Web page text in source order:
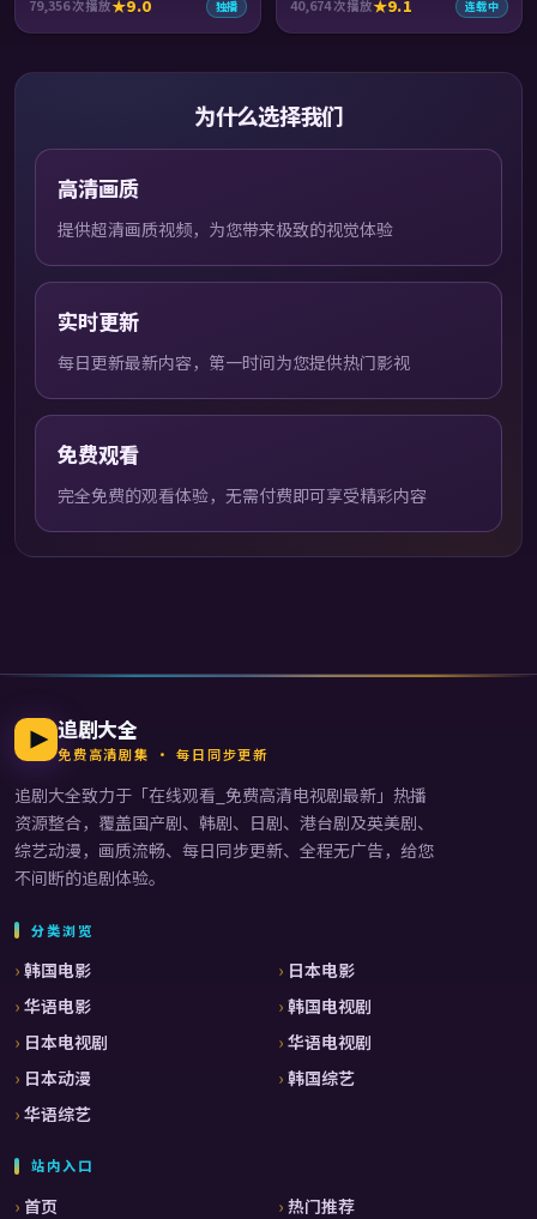
79,356次播放 9.0 独播 40,674次播放 9.1 连载中
为什么选择我们
高清画质
提供超清画质视频，为您带来极致的视觉体验
实时更新
每日更新最新内容，第一时间为您提供热门影视
免费观看
完全免费的观看体验，无需付费即可享受精彩内容
追剧大全
免费高清剧集 · 每日同步更新
追剧大全致力于「在线观看_免费高清电视剧最新 」热播
资源整合，覆盖国产剧、韩剧、日剧、港台剧及英美剧、
综艺动漫，画质流畅、每日同步更新、全程无广告，给您
不间断的追剧体验。
分类浏览
韩国电影
日本电影
华语电影
韩国电视剧
日本电视剧
华语电视剧
日本动漫
韩国综艺
华语综艺
站内入口
首页 热门推荐